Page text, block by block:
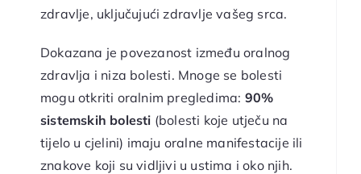
zdravlje, uključujući zdravlje vašeg srca.
Dokazana je povezanost između oralnog
zdravlja i niza bolesti. Mnoge se bolesti
mogu otkriti oralnim pregledima: 90%
sistemskih bolesti (bolesti koje utječu na
tijelo u cjelini) imaju oralne manifestacije ili
znakove koji su vidljivi u ustima i oko njih.